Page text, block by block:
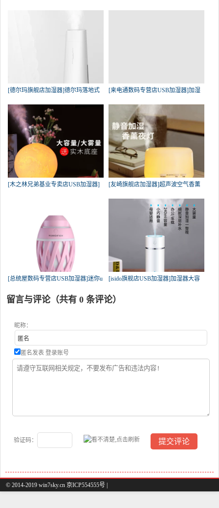
[德尔玛旗舰店加湿器]德尔玛落地式 [来电通数码专营店USB加湿器]加湿
[木之林兄弟基业专卖店USB加湿器] [友崎旗舰店加湿器]超声波空气香薰
[总统屋数码专营店USB加湿器]迷你u [isido旗舰店USB加湿器]加湿器大容
留言与评论（共有 0 条评论）
昵称：
匿名发表 登录账号
验证码：
© 2014-2019 win7sky.cn 京ICP554555号 |